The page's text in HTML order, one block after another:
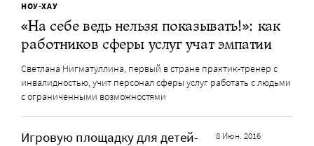
НОУ-ХАУ
«На себе ведь нельзя показывать!»: как
работников сферы услуг учат эмпатии
Светлана Нигматуллина, первый в стране практик-тренер с
инвалидностью, учит персонал сферы услуг работать с людьми
с ограниченными возможностями
Игровую площадку для детей-
8 Июн. 2016